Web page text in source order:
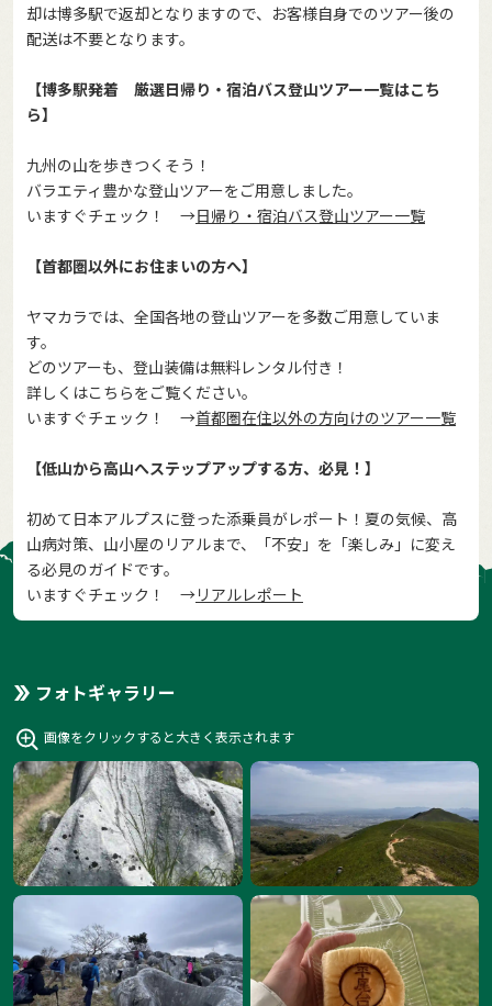
却は博多駅で返却となりますので、お客様自身でのツアー後の
配送は不要となります。
【博多駅発着 厳選日帰り・宿泊バス登山ツアー一覧はこち
ら】
九州の山を歩きつくそう！
バラエティ豊かな登山ツアーをご用意しました。
いますぐチェック！ →日帰り・宿泊バス登山ツアー一覧
【首都圏以外にお住まいの方へ】
ヤマカラでは、全国各地の登山ツアーを多数ご用意していま
す。
どのツアーも、登山装備は無料レンタル付き！
詳しくはこちらをご覧ください。
いますぐチェック！ →首都圏在住以外の方向けのツアー一覧
【低山から高山へステップアップする方、必見！】
初めて日本アルプスに登った添乗員がレポート！夏の気候、高
山病対策、山小屋のリアルまで、「不安」を「楽しみ」に変え
る必見のガイドです。
いますぐチェック！ →リアルレポート
フォトギャラリー
画像をクリックすると大きく表示されます